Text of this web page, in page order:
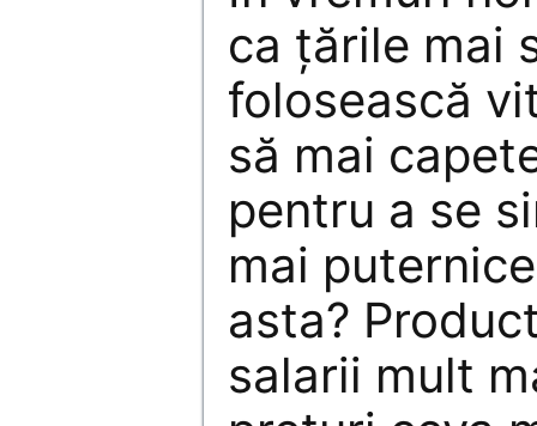
ca țările mai
folosească
să mai
pentru a se
mai
asta?
salarii mult